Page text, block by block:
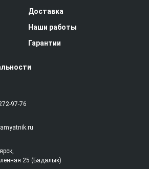
Доставка
Наши работы
Гарантии
97-76
25 (Бадалык)